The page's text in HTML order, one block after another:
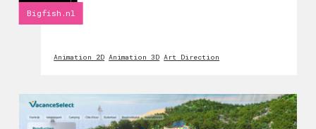
Bigfish.nl
Animation 2D Animation 3D Art Direction